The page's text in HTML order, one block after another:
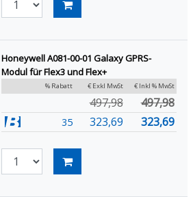
Honeywell A081-00-01 Galaxy GPRS-
Modul für Flex3 und Flex+
% Rabatt € Exkl MwSt € Inkl % MwSt
497,98 497,98
35 323,69 323,69